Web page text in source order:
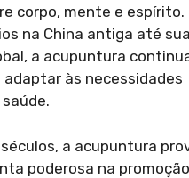
corpo, mente e espírito.
na China antiga até sua
a acupuntura
adaptar às necessidades
a acupuntura
poderosa na